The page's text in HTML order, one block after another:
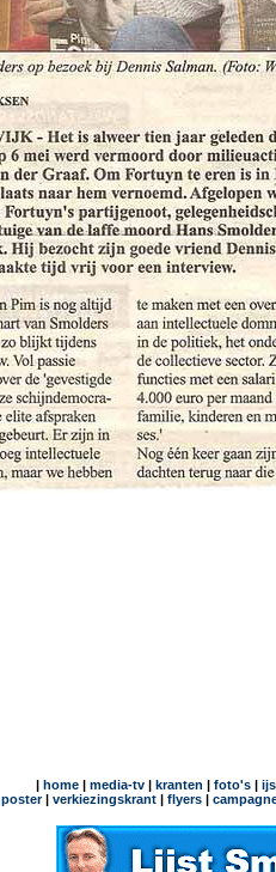
| home| media-tv| kranten | foto's|
poster| verkiezingskrant | flyers |